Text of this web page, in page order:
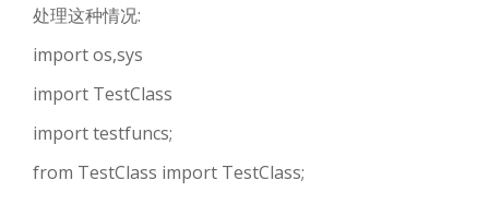
处理这种情况:
import os,sys
import TestClass
import testfuncs;
from TestClass import TestClass;